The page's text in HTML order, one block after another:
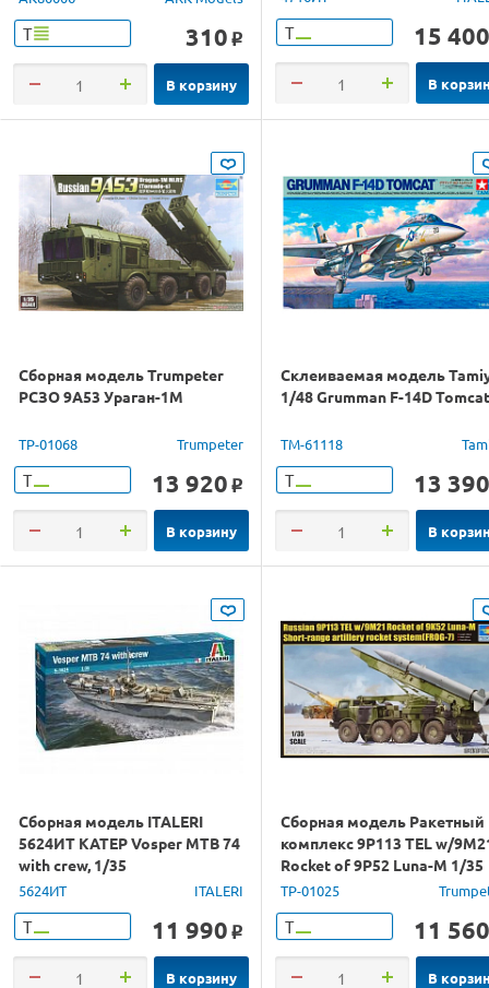
Т 310 o
В корзину
Т 15 400
В
Сборная модель Trumpeter
РСЗО 9A53 Ураган-1M
TP-01068 Trumpeter
Т 13 920 o
В корзину
Склеиваемая модель
1/48 Grumman F-14D Tomcat
TM-61118
Т 13 390
В
Сборная модель ITALERI
5624ИТ КАТЕР Vosper MTB 74
with crew, 1/35
5624ИТ ITALERI
Т 11 990 o
В корзину
Сборная модель Ракетный
комплекс 9P113 TEL w/
Rocket of 9P52 Luna-M 1/35
TP-01025
Т 11 560
В